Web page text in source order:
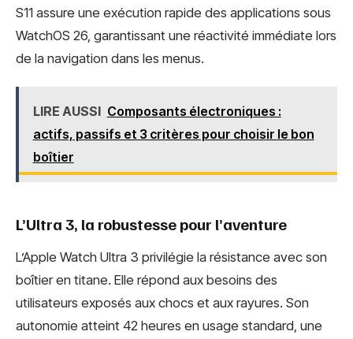
S11 assure une exécution rapide des applications sous
WatchOS 26, garantissant une réactivité immédiate lors
de la navigation dans les menus.
LIRE AUSSI Composants électroniques :
actifs, passifs et 3 critères pour choisir le bon
boîtier
L’Ultra 3, la robustesse pour l’aventure
L’Apple Watch Ultra 3 privilégie la résistance avec son
boîtier en titane. Elle répond aux besoins des
utilisateurs exposés aux chocs et aux rayures. Son
autonomie atteint 42 heures en usage standard, une